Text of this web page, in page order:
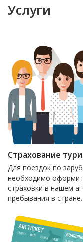
Услуги
Страхование
Для поездок по
необходимо
страховки в нашем
пребывания в стране.